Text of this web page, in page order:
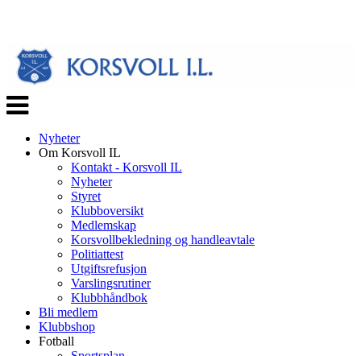
Veksle
navigasjon
Nyheter
Om Korsvoll IL
Kontakt - Korsvoll IL
Nyheter
Styret
Klubboversikt
Medlemskap
Korsvollbekledning og handleavtale
Politiattest
Utgiftsrefusjon
Varslingsrutiner
Klubbhåndbok
Bli medlem
Klubbshop
Fotball